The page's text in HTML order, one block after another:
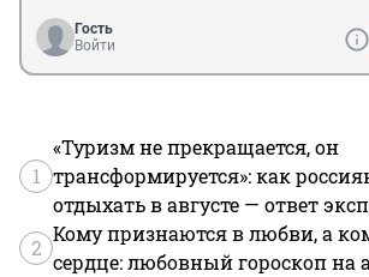
Гость
Войти
1
«Туризм не прекращается, он
трансформируется»: как
отдыхать в августе — ответ
2
Кому признаются в любви, а
сердце: любовный гороскоп на